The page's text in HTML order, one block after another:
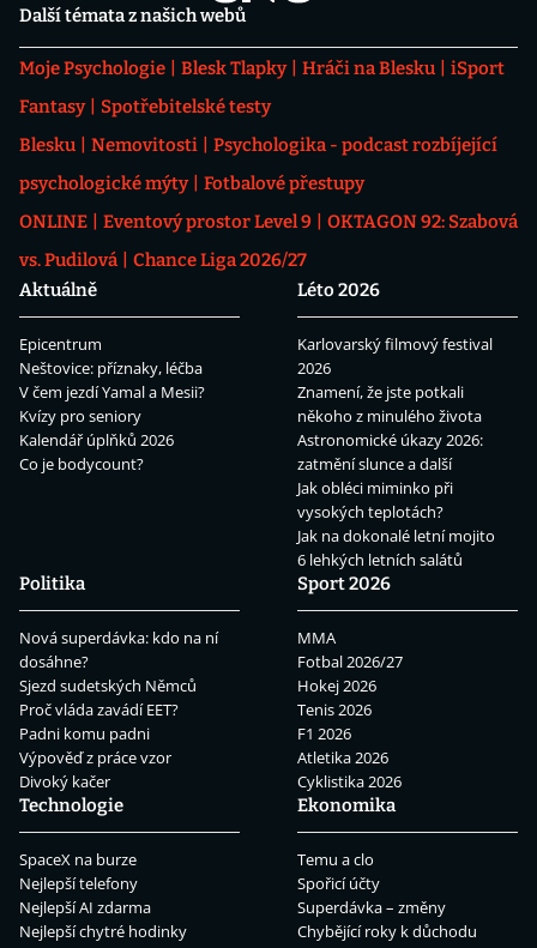
Další témata z našich webů
Moje Psychologie Blesk Tlapky Hráči na Blesku
iSport
Fantasy
Spotřebitelské testy
Blesku
Nemovitosti
Psychologika - podcast rozbíjející
psychologické mýty
Fotbalové přestupy
ONLINE
Eventový prostor Level 9
OKTAGON 92: Szabová
vs. Pudilová
Chance Liga 2026/27
Aktuálně
Epicentrum
Neštovice: příznaky, léčba
V čem jezdí Yamal a Mesii?
Kvízy pro seniory
Kalendář úplňků 2026
Co je bodycount?
Léto 2026
Karlovarský filmový festival
2026
Znamení, že jste potkali
někoho z minulého života
Astronomické úkazy 2026:
zatmění slunce a další
Jak obléci miminko při
vysokých teplotách?
Jak na dokonalé letní mojito
6 lehkých letních salátů
Politika
Nová superdávka: kdo na ní
dosáhne?
Sjezd sudetských Němců
Proč vláda zavádí EET?
Padni komu padni
Výpověď z práce vzor
Divoký kačer
Sport 2026
MMA
Fotbal 2026/27
Hokej 2026
Tenis 2026
F1 2026
Atletika 2026
Cyklistika 2026
Technologie
SpaceX na burze
Nejlepší telefony
Nejlepší AI zdarma
Nejlepší chytré hodinky
Ekonomika
Temu a clo
Spořicí účty
Superdávka – změny
Chybějící roky k důchodu